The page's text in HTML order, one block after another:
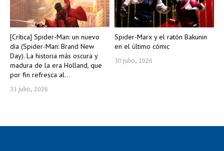
[Crítica] Spider-Man: un nuevo
día (Spider-Man: Brand New
Day). La historia más oscura y
madura de la era Holland, que
por fin refresca al...
31 julio, 2026
Spider-Marx y el ratón Bakunin
en el último cómic
30 julio, 2026